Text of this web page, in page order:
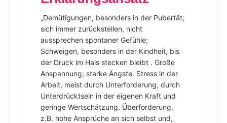
„Demütigungen, besonders in der Pubertät;
sich immer zurückstellen, nicht
aussprechen spontaner Gefühle;
Schweigen, besonders in der Kindheit, bis
der Druck im Hals stecken bleibt . Große
Anspannung; starke Ängste. Stress in der
Arbeit, meist durch Unterforderung, durch
Unterdrücktsein in der eigenen Kraft und
geringe Wertschätzung. Überforderung,
z.B. hohe Ansprüche an sich selbst und,